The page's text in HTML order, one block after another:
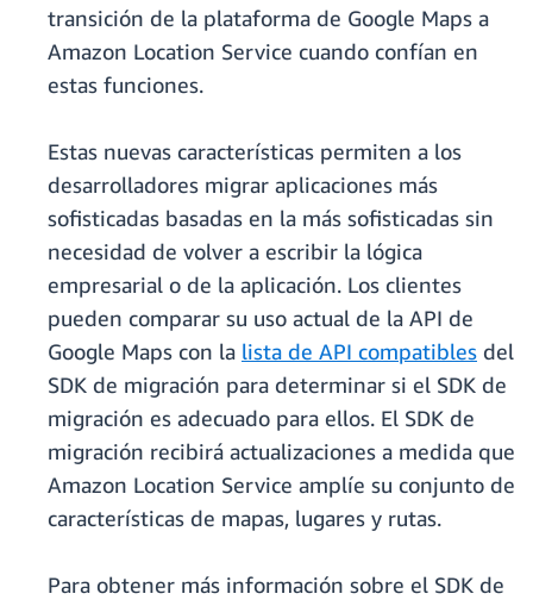
transición de la plataforma de Google Maps a
Amazon Location Service cuando confían en
estas funciones.
Estas nuevas características permiten a los
desarrolladores migrar aplicaciones más
sofisticadas basadas en la más sofisticadas sin
necesidad de volver a escribir la lógica
empresarial o de la aplicación. Los clientes
pueden comparar su uso actual de la API de
Google Maps con la lista de API compatibles del
SDK de migración para determinar si el SDK de
migración es adecuado para ellos. El SDK de
migración recibirá actualizaciones a medida que
Amazon Location Service amplíe su conjunto de
características de mapas, lugares y rutas.
Para obtener más información sobre el SDK de